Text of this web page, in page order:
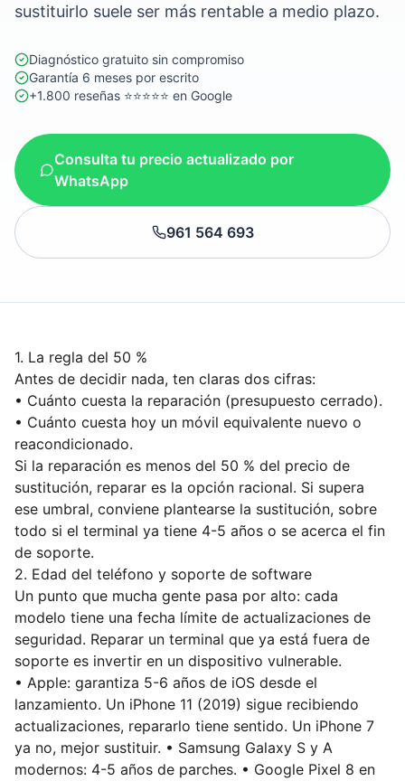
sustituirlo suele ser más rentable a medio plazo.
Diagnóstico gratuito sin compromiso
Garantía 6 meses por escrito
+1.800 reseñas ⭐⭐⭐⭐⭐ en Google
Consulta tu precio actualizado por
WhatsApp
961 564 693
1. La regla del 50 %
Antes de decidir nada, ten claras dos cifras:
• Cuánto cuesta la reparación (presupuesto cerrado).
• Cuánto cuesta hoy un móvil equivalente nuevo o
reacondicionado.
Si la reparación es menos del 50 % del precio de
sustitución, reparar es la opción racional. Si supera
ese umbral, conviene plantearse la sustitución, sobre
todo si el terminal ya tiene 4-5 años o se acerca el fin
de soporte.
2. Edad del teléfono y soporte de software
Un punto que mucha gente pasa por alto: cada
modelo tiene una fecha límite de actualizaciones de
seguridad. Reparar un terminal que ya está fuera de
soporte es invertir en un dispositivo vulnerable.
• Apple: garantiza 5-6 años de iOS desde el
lanzamiento. Un iPhone 11 (2019) sigue recibiendo
actualizaciones, repararlo tiene sentido. Un iPhone 7
ya no, mejor sustituir. • Samsung Galaxy S y A
modernos: 4-5 años de parches. • Google Pixel 8 en